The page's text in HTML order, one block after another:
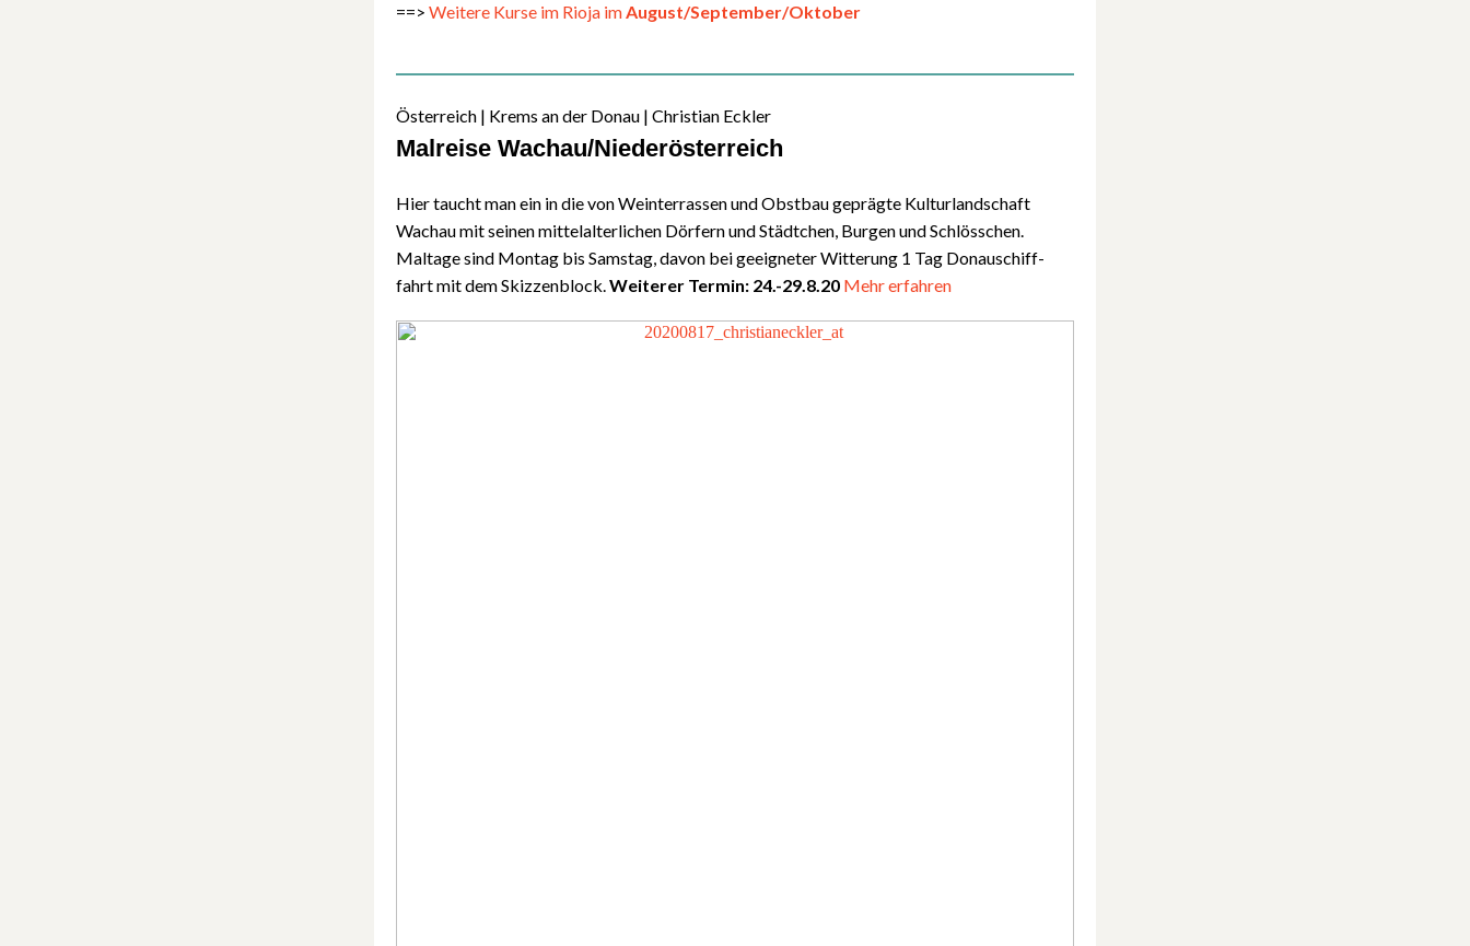
==> Weitere Kurse im Rioja imAugust/September/Oktober
Österreich | Krems an der Donau | Christian Eckler
Malreise Wachau/Niederösterreich
Hier taucht man ein in die von Weinterrassen und Obstbau geprägte Kulturlandschaft
Wachau mit seinen mittelalterlichen Dörfern und Städtchen, Burgen und Schlösschen.
Maltage sind Montag bis Samstag, davon bei geeigneter Witterung 1 Tag Donauschiff-
fahrt mit dem Skizzenblock.Weiterer Termin: 24.-29.8.20 Mehr erfahren